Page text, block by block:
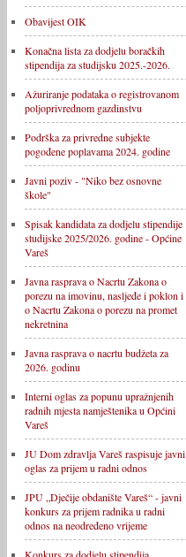
Obavijest OIK
Konačna lista za dodjelu boračkih
stipendija za studijsku 2025.-2026.
Ažuriranje podataka o registrovanom
poljoprivrednom gazdinstvu
Podrška za privredne subjekte
pogođene poplavama 2024. godine
Javni poziv - "Niko bez osnovne
škole"
Spisak kandidata za dodjelu stipendije
studijske 2025/2026. godine - Općine
Vareš
Javna rasprava o Nacrtu Zakona o
porezu na imovinu, nasljeđe i poklon i
o Nacrtu Zakona o porezu na promet
nekretnina
Javna rasprava o nacrtu budžeta za
2026. godinu
Interni oglas za popunu upražnjenih
radnih mjesta namještenika u Općini
Vareš
JU Dom zdravlja Vareš raspisuje javni
oglas za prijem u radni odnos
JPU „Dječije obdanište Vareš“ - javni
konkurs za prijem radnika u radni
odnos na neodređeno vrijeme